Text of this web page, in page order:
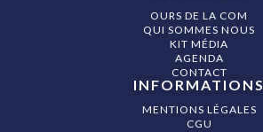
OURS DE LA COM
QUI SOMMES NOUS
KIT MÉDIA
AGENDA
CONTACT
INFORMATIONS
MENTIONS LÉGALES
CGU